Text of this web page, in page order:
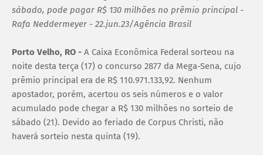
sábado, pode pagar R$ 130 milhões no prêmio principal -
Rafa Neddermeyer - 22.jun.23/Agência Brasil
Porto Velho, RO - A Caixa Econômica Federal sorteou na
noite desta terça (17) o concurso 2877 da Mega-Sena, cujo
prêmio principal era de R$ 110.971.133,92. Nenhum
apostador, porém, acertou os seis números e o valor
acumulado pode chegar a R$ 130 milhões no sorteio de
sábado (21). Devido ao feriado de Corpus Christi, não
haverá sorteio nesta quinta (19).